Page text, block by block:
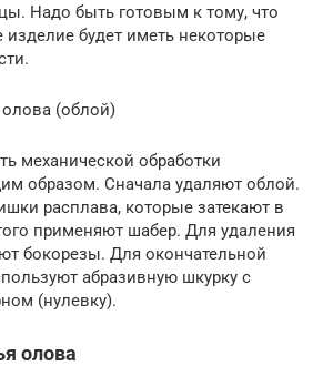
Надо быть готовым к тому, что
изделие будет иметь некоторые
(облой)
механической обработки
образом. Сначала удаляют облой.
расплава, которые затекают в
применяют шабер. Для удаления
бокорезы. Для окончательной
абразивную шкурку с
(нулевку).
олова